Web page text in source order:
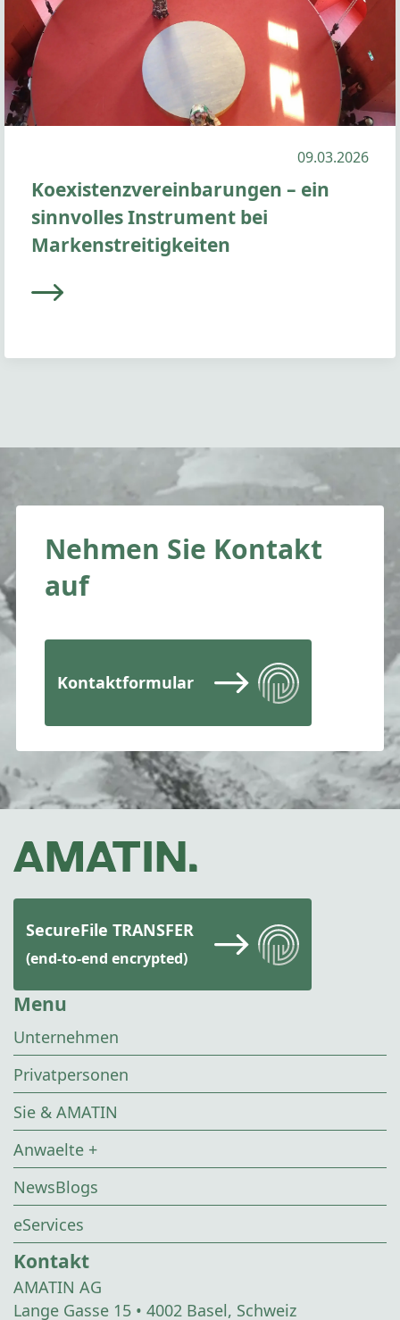
09.03.2026
Koexistenzvereinbarungen – ein
sinnvolles Instrument bei
Markenstreitigkeiten
Nehmen Sie Kontakt
auf
Kontaktformular
SecureFile TRANSFER
(end-to-end encrypted)
Menu
Unternehmen
Privatpersonen
Sie & AMATIN
Anwaelte +
NewsBlogs
eServices
Kontakt
AMATIN AG
Lange Gasse 15 • 4002 Basel, Schweiz